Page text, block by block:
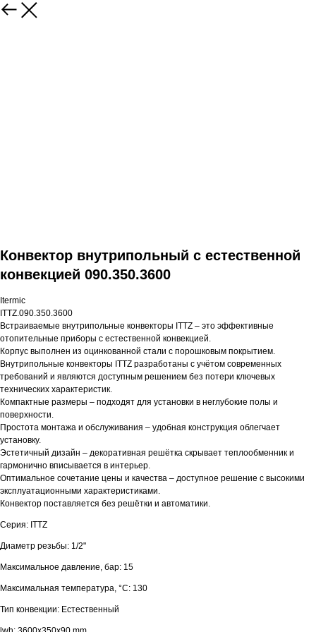
Конвектор внутрипольный с естественной
конвекцией 090.350.3600
Itermic
ITTZ.090.350.3600
Встраиваемые внутрипольные конвекторы ITTZ – это эффективные
отопительные приборы с естественной конвекцией.
Корпус выполнен из оцинкованной стали с порошковым покрытием.
Внутрипольные конвекторы ITTZ разработаны с учётом современных
требований и являются доступным решением без потери ключевых
технических характеристик.
Компактные размеры – подходят для установки в неглубокие полы и
поверхности.
Простота монтажа и обслуживания – удобная конструкция облегчает
установку.
Эстетичный дизайн – декоративная решётка скрывает теплообменник и
гармонично вписывается в интерьер.
Оптимальное сочетание цены и качества – доступное решение с высокими
эксплуатационными характеристиками.
Конвектор поставляется без решётки и автоматики.
Серия: ITTZ
Диаметр резьбы: 1/2"
Максимальное давление, бар: 15
Максимальная температура, °С: 130
Тип конвекции: Естественный